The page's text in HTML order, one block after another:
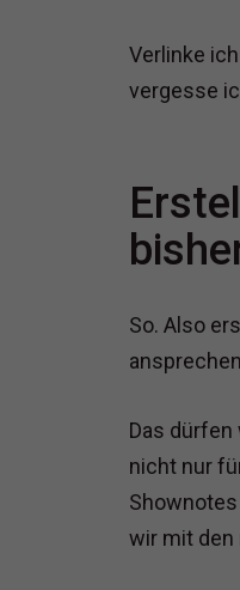
Verlinke
vergesse
So. Also
Das
nicht nur
wir mit den